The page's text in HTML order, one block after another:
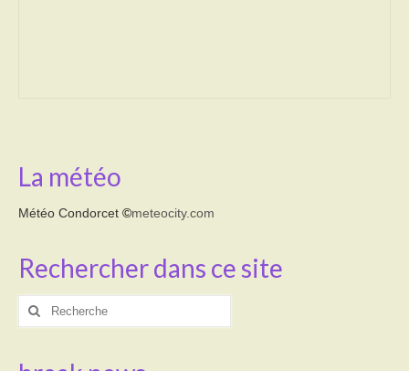
La météo
Météo Condorcet ©meteocity.com
Rechercher dans ce site
Rechercher